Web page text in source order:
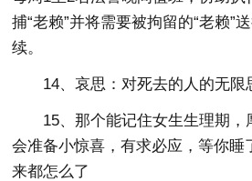
捕“老赖”并将需要被拘留的“老赖”
续。
14、哀思：对死去的人的无限
15、那个能记住女生生理期，
会准备小惊喜，有求必应，等你睡
来都怎么了